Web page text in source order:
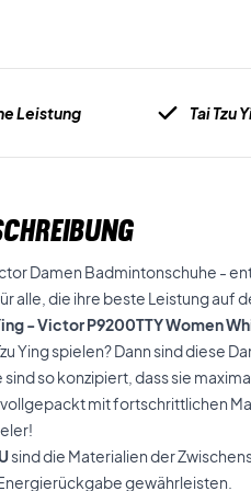
Leistung Tai Tzu
Damen Badmintonschuhe -
alle, die ihre beste Leistung auf
- Victor P9200TTY Women
Ying spielen? Dann sind diese
sind so konzipiert, dass sie
vollgepackt mit fortschrittlichen
sind die Materialien der
gewährleisten.